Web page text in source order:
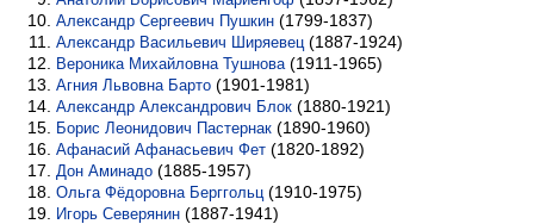
Александр Сергеевич Пушкин (1799-1837)
Александр Васильевич Ширяевец (1887-1924)
Вероника Михайловна Тушнова (1911-1965)
Агния Львовна Барто (1901-1981)
Александр Александрович Блок (1880-1921)
Борис Леонидович Пастернак (1890-1960)
Афанасий Афанасьевич Фет (1820-1892)
Дон Аминадо (1885-1957)
Ольга Фёдоровна Берггольц (1910-1975)
Игорь Северянин (1887-1941)